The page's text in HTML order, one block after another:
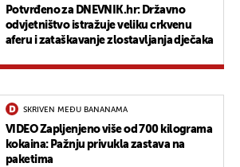
Potvrđeno za DNEVNIK.hr: Državno
odvjetništvo istražuje veliku crkvenu
aferu i zataškavanje zlostavljanja dječaka
SKRIVEN MEĐU BANANAMA
VIDEO Zapljenjeno više od 700 kilograma
kokaina: Pažnju privukla zastava na
paketima